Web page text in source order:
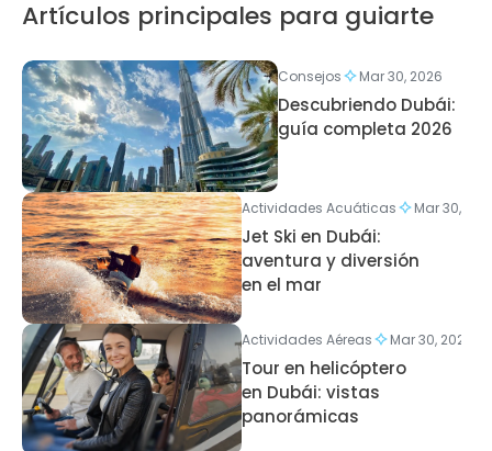
Artículos principales para guiarte
Consejos Mar 30, 2026
Descubriendo Dubái:
guía completa 2026
Actividades Acuáticas Mar 30,
Jet Ski en Dubái:
aventura y diversión
en el mar
Actividades Aéreas Mar 30, 2026
Tour en helicóptero
en Dubái: vistas
panorámicas